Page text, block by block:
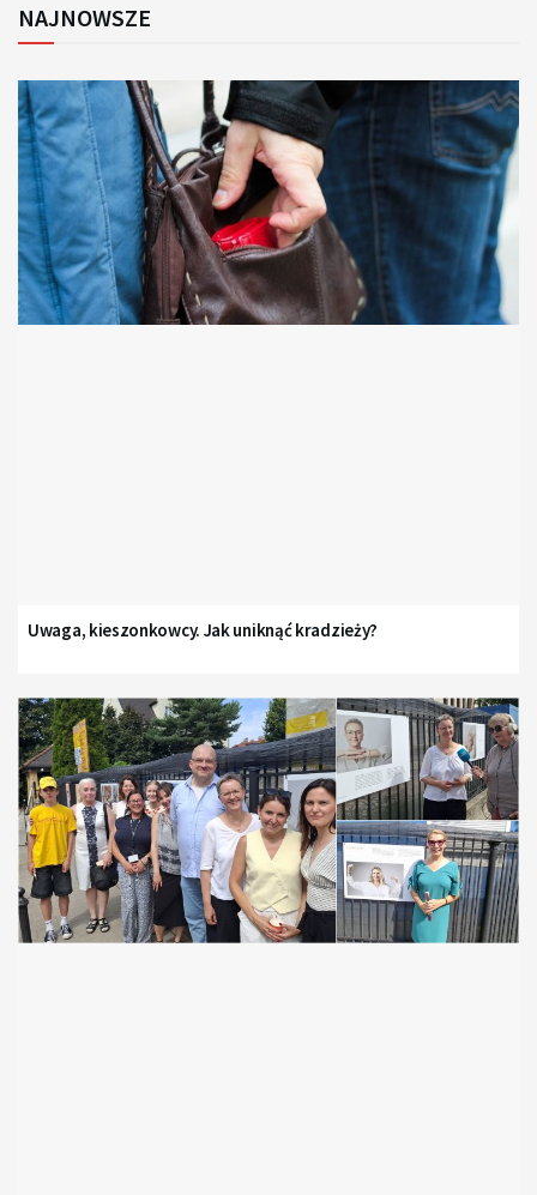
NAJNOWSZE
Uwaga, kieszonkowcy. Jak uniknąć kradzieży?